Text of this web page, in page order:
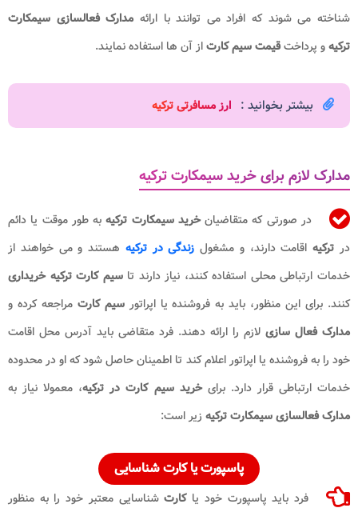
شناخته می شوند که افراد می توانند با ارائه مدارک فعالسازی سیمکارت
ترکیهو پرداختقیمت سیم کارتاز آن ها استفاده نمایند.
بیشتر بخوانید : ارز مسافرتی ترکیه​
مدارک لازم برای خرید سیمکارت ترکیه
در صورتی که متقاضیانخرید سیمکارت ترکیهبه طور موقت یا دائم
در ترکیه اقامت دارند، و مشغول زندگی در ترکیه هستند و می خواهند از
خدمات ارتباطی محلی استفاده کنند، نیاز دارند تاسیم کارت ترکیه خریداری
کنند. برای این منظور، باید به فروشنده یا اپراتورسیم کارت مراجعه کرده و
مدارک فعال سازی لازم را ارائه دهند. فرد متقاضی باید آدرس محل اقامت
خود را به فروشنده یا اپراتور اعلام کند تا اطمینان حاصل شود که او در محدوده
خدمات ارتباطی قرار دارد. برای خرید سیم کارت در ترکیه، معمولا نیاز به
مدارک فعالسازی سیمکارت ترکیه زیر است:
پاسپورت یا کارت شناسایی
فرد باید پاسپورت خود یاکارتشناسایی معتبر خود را به منظور